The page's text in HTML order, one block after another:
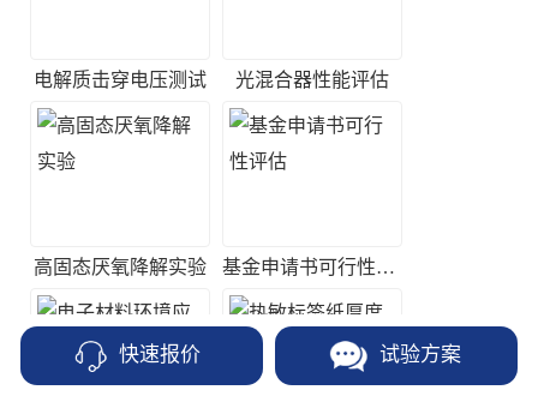
电解质击穿电压测试 光混合器性能评估
高固态厌氧降解实验 基金申请书可行性评估
快速报价 试验方案